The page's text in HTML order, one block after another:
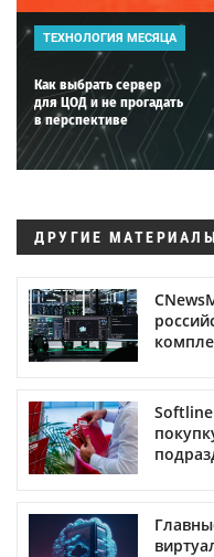
ТЕХНОЛОГИЯ МЕСЯЦА
Как выбрать сервер
для ЦОД и не прогадать
в перспективе
ДРУГИЕ